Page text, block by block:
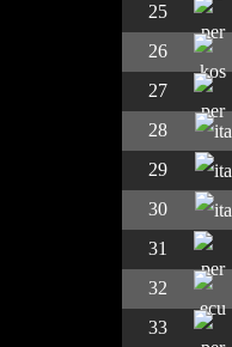
25
26
27
28
29
30
31
32
33